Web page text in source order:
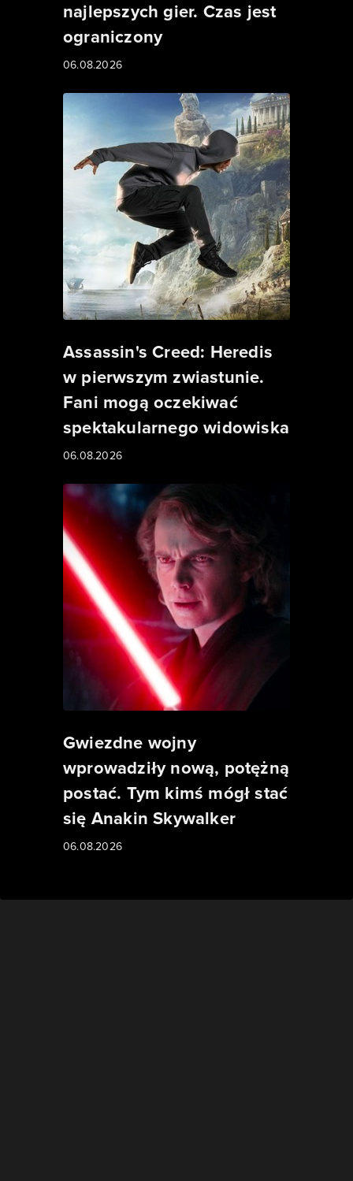
najlepszych gier. Czas jest
ograniczony
06.08.2026
Assassin's Creed: Heredis
w pierwszym zwiastunie.
Fani mogą oczekiwać
spektakularnego widowiska
06.08.2026
Gwiezdne wojny
wprowadziły nową, potężną
postać. Tym kimś mógł stać
się Anakin Skywalker
06.08.2026